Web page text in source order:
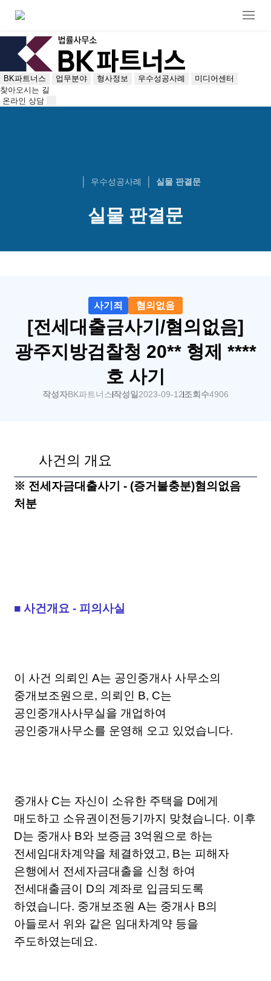
BK파트너스 업무분야 형사정보 우수성공사례
미디어센터
찾아오시는 길
온라인 상담
우수성공사례 실물 판결문
실물 판결문
사기죄 혐의없음
[전세대출금사기/혐의없음]
광주지방검찰청 20** 형제 ****
호 사기
작성자BK파트너스 작성일2023-09-12 조회수4906
사건의 개요
※ 전세자금대출사기 - (증거불충분)혐의없음
처분
■ 사건개요 - 피의사실
이 사건 의뢰인 A는 공인중개사 사무소의
중개보조원으로, 의뢰인 B, C는
공인중개사사무실을 개업하여
공인중개사무소를 운영해 오고 있었습니다.
중개사 C는 자신이 소유한 주택을 D에게
매도하고 소유권이전등기까지 맞쳤습니다. 이후
D는 중개사 B와 보증금 3억원으로 하는
전세임대차계약을 체결하였고, B는 피해자
은행에서 전세자금대출을 신청 하여
전세대출금이 D의 계좌로 입금되도록
하였습니다. 중개보조원 A는 중개사 B의
아들로서 위와 같은 임대차계약 등을
주도하였는데요.